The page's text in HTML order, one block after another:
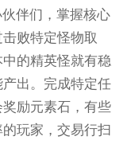
伴们，掌握核心
败特定怪物取
的精英怪就有稳
出。完成特定任
励元素石，有些
玩家，交易行扫